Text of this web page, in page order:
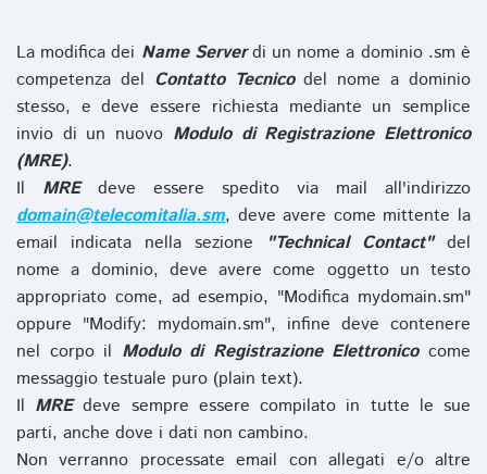
La modifica dei Name Serverdi un nome a dominio .sm è
competenza del Contatto Tecnicodel nome a dominio
stesso, e deve essere richiesta mediante un semplice
invio di un nuovo Modulo di Registrazione Elettronico
(MRE).
Il MREdeve essere spedito via mail all'indirizzo
domain@telecomitalia.sm, deve avere come mittente la
email indicata nella sezione
"Technical Contact"del
nome a dominio, deve avere come oggetto un testo
appropriato come, ad esempio, "Modifica mydomain.sm"
oppure "Modify: mydomain.sm", infine deve contenere
nel corpo il Modulo di Registrazione Elettronicocome
messaggio testuale puro (plain text).
Il MREdeve sempre essere compilato in tutte le sue
parti, anche dove i dati non cambino.
Non verranno processate email con allegati e/o altre